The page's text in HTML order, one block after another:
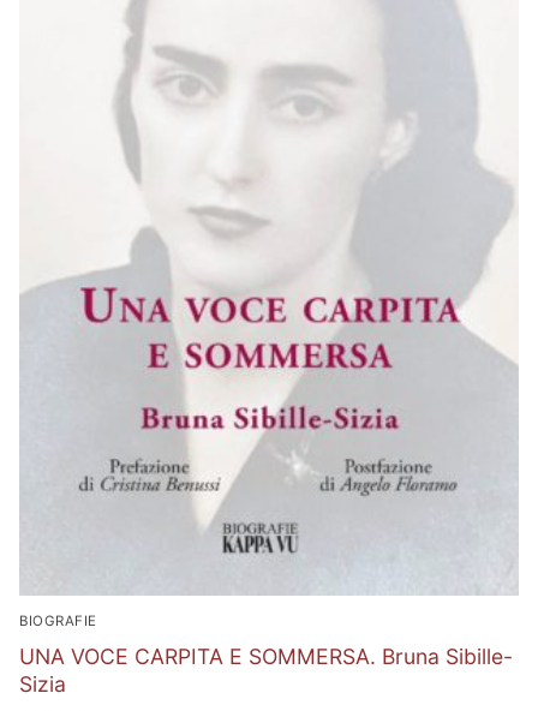
BIOGRAFIE
UNA VOCE CARPITA E SOMMERSA. Bruna Sibille-
Sizia